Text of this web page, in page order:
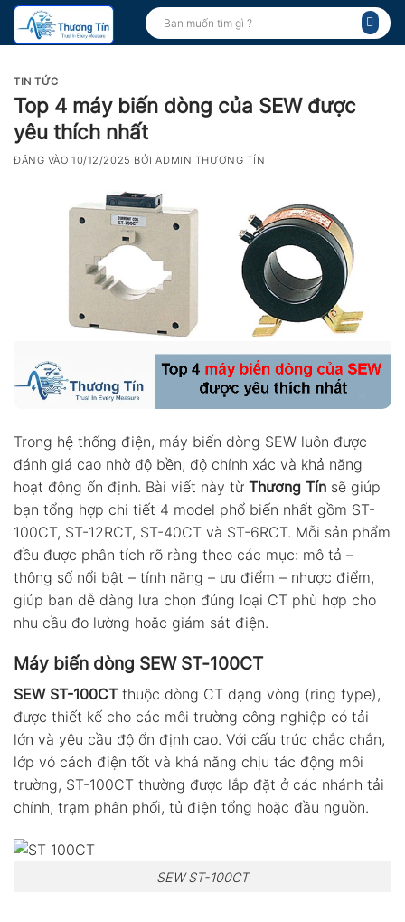
Bỏ
qua
dung
Tìm
kiếm:
TIN TỨC
Top 4 máy biến dòng của SEW được
yêu thích nhất
ĐĂNG VÀO10/12/2025 BỞIADMIN THƯƠNG TÍN
Trong hệ thống điện, máy biến dòng SEW luôn được
đánh giá cao nhờ độ bền, độ chính xác và khả năng
hoạt động ổn định. Bài viết này từ Thương Tín sẽ giúp
bạn tổng hợp chi tiết 4 model phổ biến nhất gồm ST-
100CT, ST-12RCT, ST-40CT và ST-6RCT. Mỗi sản phẩm
đều được phân tích rõ ràng theo các mục: mô tả –
thông số nổi bật – tính năng – ưu điểm – nhược điểm,
giúp bạn dễ dàng lựa chọn đúng loại CT phù hợp cho
nhu cầu đo lường hoặc giám sát điện.
Máy biến dòng SEW ST-100CT
SEW ST-100CTthuộc dòng CT dạng vòng (ring type),
được thiết kế cho các môi trường công nghiệp có tải
lớn và yêu cầu độ ổn định cao. Với cấu trúc chắc chắn,
lớp vỏ cách điện tốt và khả năng chịu tác động môi
trường, ST-100CT thường được lắp đặt ở các nhánh tải
chính, trạm phân phối, tủ điện tổng hoặc đầu nguồn.
SEW ST-100CT